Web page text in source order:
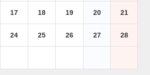
17 18 19 20 21
24 25 26 27 28